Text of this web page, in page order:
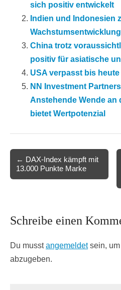
sich positiv entwickelt
Indien und Indonesien
China trotz
positiv für asiatische
USA verpasst bis
NN Investment
Anstehende Wende an
bietet Wertpotenzial
navigation
← DAX-Index kämpft mit
13.000 Punkte Marke
Schreibe einen
Du musstangemeldetsein, um
abzugeben.